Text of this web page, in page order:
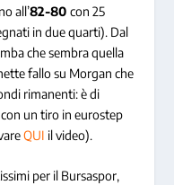
all’82-80con 25
in due quarti). Dal
che sembra quella
fallo su Morgan che
rimanenti: è di
un tiro in eurostep
QUI il video).
per il Bursaspor,